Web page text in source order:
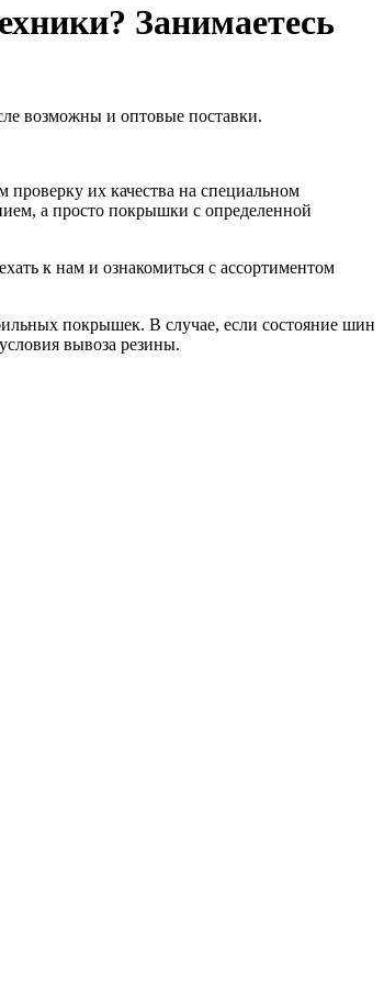
Занимаетесь
возможны и оптовые поставки.
их качества на специальном
а просто покрышки с определенной
к нам и ознакомиться с ассортиментом
покрышек. В случае, если состояние шин
вывоза резины.